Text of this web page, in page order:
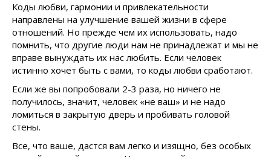
Коды любви, гармонии и привлекательности
направлены на улучшение вашей жизни в сфере
отношений. Но прежде чем их использовать, надо
помнить, что другие люди нам не принадлежат и мы не
вправе вынуждать их нас любить. Если человек
истинно хочет быть с вами, то коды любви сработают.
Если же вы попробовали 2-3 раза, но ничего не
получилось, значит, человек «не ваш» и не надо
ломиться в закрытую дверь и пробивать головой
стены.
Все, что ваше, дастся вам легко и изящно, без особых